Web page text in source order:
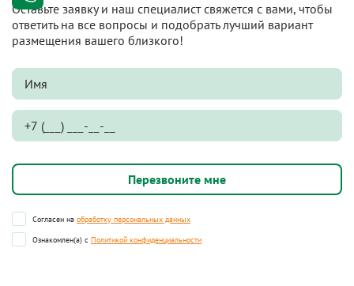
Оставьте заявку и наш специалист свяжется с вами, чтобы
ответить на все вопросы и подобрать лучший вариант
размещения вашего близкого!
Согласен на обработку персональных данных
Ознакомлен(а) с Политикой конфиденциальности